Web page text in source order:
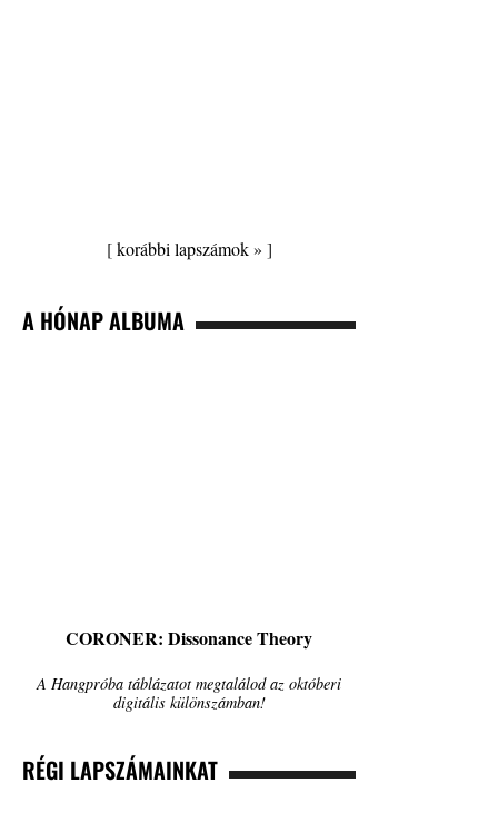
[korábbi lapszámok » ]
A HÓNAP ALBUMA
CORONER: Dissonance Theory
A Hangpróba táblázatot megtalálod az októberi
digitális különszámban!
RÉGI LAPSZÁMAINKAT